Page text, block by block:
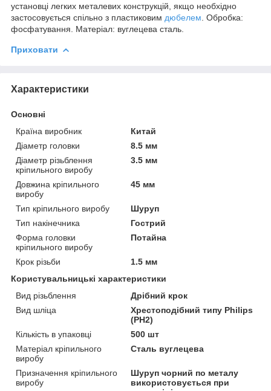
установці легких металевих конструкцій, якщо необхідно
застосовується спільно з пластиковим дюбелем . Обробка:
фосфатування. Матеріал: вуглецева сталь.
Приховати
Характеристики
Основні
Країна виробник
Китай
Діаметр головки
8.5 мм
Діаметр різьблення
кріпильного виробу
3.5 мм
Довжина кріпильного
виробу
45 мм
Тип кріпильного виробу
Шуруп
Тип накінечника
Гострий
Форма головки
кріпильного виробу
Потайна
Крок різьби
1.5 мм
Користувальницькі характеристики
Вид різьблення
Дрібний крок
Вид шліца
Хрестоподібний типу Philips
(PH2)
Кількість в упаковці
500 шт
Матеріал кріпильного
виробу
Сталь вуглецева
Призначення кріпильного
виробу
Шуруп чорний по металу
використовується при